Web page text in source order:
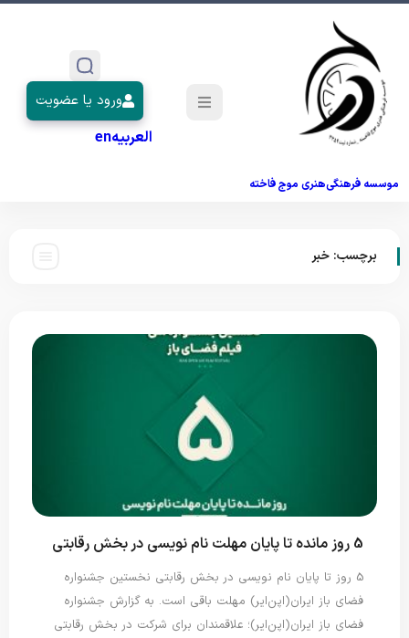
موسسه فرهنگی‌هنری موج فاخته
العربیهen
ورود یا عضویت
برچسب: خبر
5 روز مانده تا پایان مهلت نام نویسی در بخش رقابتی
5 روز تا پایان نام نویسی در بخش رقابتی نخستین جشنواره
فضای باز ایران(اپن‌ایر) مهلت باقی است. به گزارش جشنواره
فضای باز ایران(اپن‌ایر)؛ علاقمندان برای شرکت در بخش رقابتی